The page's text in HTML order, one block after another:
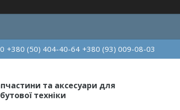
+380 (50) 404-40-64 +380 (93) 009-08-03
та аксесуари для
техніки